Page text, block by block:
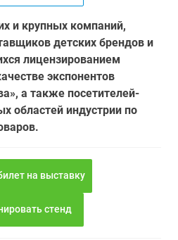
и крупных компаний,
детских брендов и
лицензированием
экспонентов
а также посетителей-
областей индустрии по
на выставку
стенд